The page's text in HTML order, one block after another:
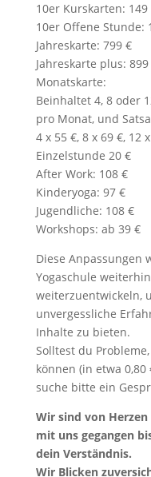
10er Kurskarten: 149
10er Offene Stunde:
Jahreskarte: 799 €
Jahreskarte plus: 899
Monatskarte:
Beinhaltet 4, 8 oder
pro Monat, und
4 x 55 €, 8 x 69 €, 12
Einzelstunde 20 €
After Work: 108 €
Kinderyoga: 97 €
Jugendliche: 108 €
Workshops: ab 39 €
Diese Anpassungen
Yogaschule
weiterzuentwickeln,
unvergessliche
Inhalte zu bieten.
Solltest du
können (in etwa 0,80
suche bitte ein
Wir sind von
mit uns gegangen
dein Verständnis.
Wir Blicken